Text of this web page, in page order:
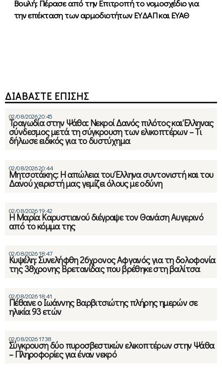
Βουλή: Πέρασε από την Επιτροπή το νομοσχέδιο για
την επέκταση των αρμοδιοτήτων ΕΥΔΑΠ και ΕΥΑΘ
ΔΙΑΒΑΣΤΕ ΕΠΙΣΗΣ
02/08/2026 20:45
Τραγωδία στην Ψάθα: Νεκροί Δανός πιλότος και Έλληνας
σύνδεσμος μετά τη σύγκρουση των ελικοπτέρων – Τι
δήλωσε ειδικός για το δυστύχημα
02/08/2026 20:44
Μητσοτάκης: Η απώλεια του Έλληνα συντονιστή και του
Δανού χειριστή μας γεμίζει όλους με οδύνη
02/08/2026 19:42
Η Μαρία Καρυστιανού διέγραψε τον Θανάση Αυγερινό
από το κόμμα της
02/08/2026 18:47
Κυψέλη: Συνελήφθη 26χρονος Αφγανός για τη δολοφονία
της 38χρονης Βρετανίδας που βρέθηκε στη βαλίτσα
02/08/2026 18:41
Πέθανε ο Ιωάννης Βαρβιτσιώτης πλήρης ημερών σε
ηλικία 93 ετών
02/08/2026 17:38
Σύγκρουση δύο πυροσβεστικών ελικοπτέρων στην Ψάθα
– Πληροφορίες για έναν νεκρό